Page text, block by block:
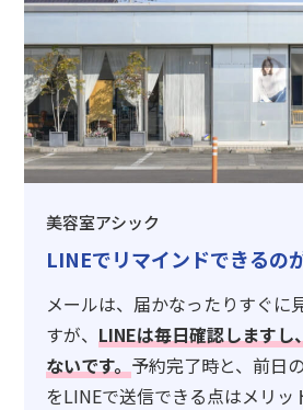
美容室アシック
LINEでリマインドできるの
メールは、届かなったりすぐに
すが、 LINEは毎日確認しますし
ないです。 予約完了時と、前日
をLINEで送信できる点はメリッ